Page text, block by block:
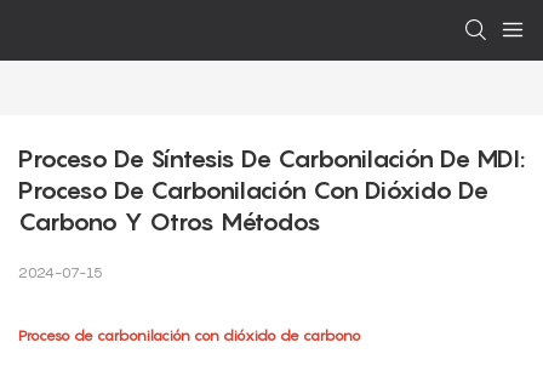
Proceso De Síntesis De Carbonilación De MDI:
Proceso De Carbonilación Con Dióxido De
Carbono Y Otros Métodos
2024-07-15
Proceso de carbonilación con dióxido de carbono